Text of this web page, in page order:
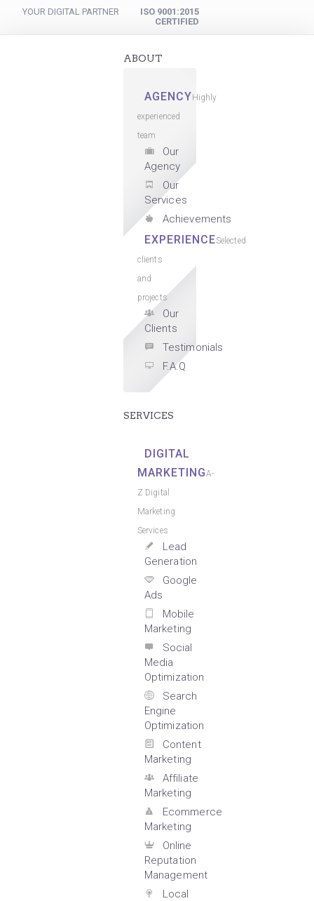
YOUR DIGITAL PARTNER ISO 9001:2015
CERTIFIED
ABOUT
AGENCY Highly
experienced
team
Our
Agency
Our
Services
Achievements
EXPERIENCESelected
clients
and
projects
Our
Clients
Testimonials
F.A.Q
SERVICES
DIGITAL
MARKETINGA-
Z Digital
Marketing
Services
Lead
Generation
Google
Ads
Mobile
Marketing
Social
Media
Optimization
Search
Engine
Optimization
Content
Marketing
Affiliate
Marketing
Ecommerce
Marketing
Online
Reputation
Management
Local